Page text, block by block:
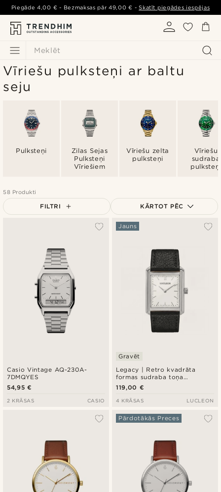
Meklēt
Piegāde4,00 € - Bezmaksas pār49,00 € -Skatīt piegādes iespējas
Vīriešu pulksteņi ar baltu
seju
Pulksteņi
Zilas Sejas
Pulksteņi
Vīriešiem
Vīriešu zelta
pulksteņi
Vīriešu
sudraba
pulksteņi
58 Produkti
FILTRI KĀRTOT PĒC
Vispopulārākais
Zemākā cena
Augstākā cena
Casio Vintage AQ-230A-
7DMQYES
54,95 €
2 KRĀSAS CASIO
Legacy | Retro kvadrāta
formas sudraba toņa
pulkstenis ar baltu ciparnīcu
un melnu ādas siksniņu
Jauns
Gravēt
119,00 €
4 KRĀSAS LUCLEON
Pārdotākās Preces